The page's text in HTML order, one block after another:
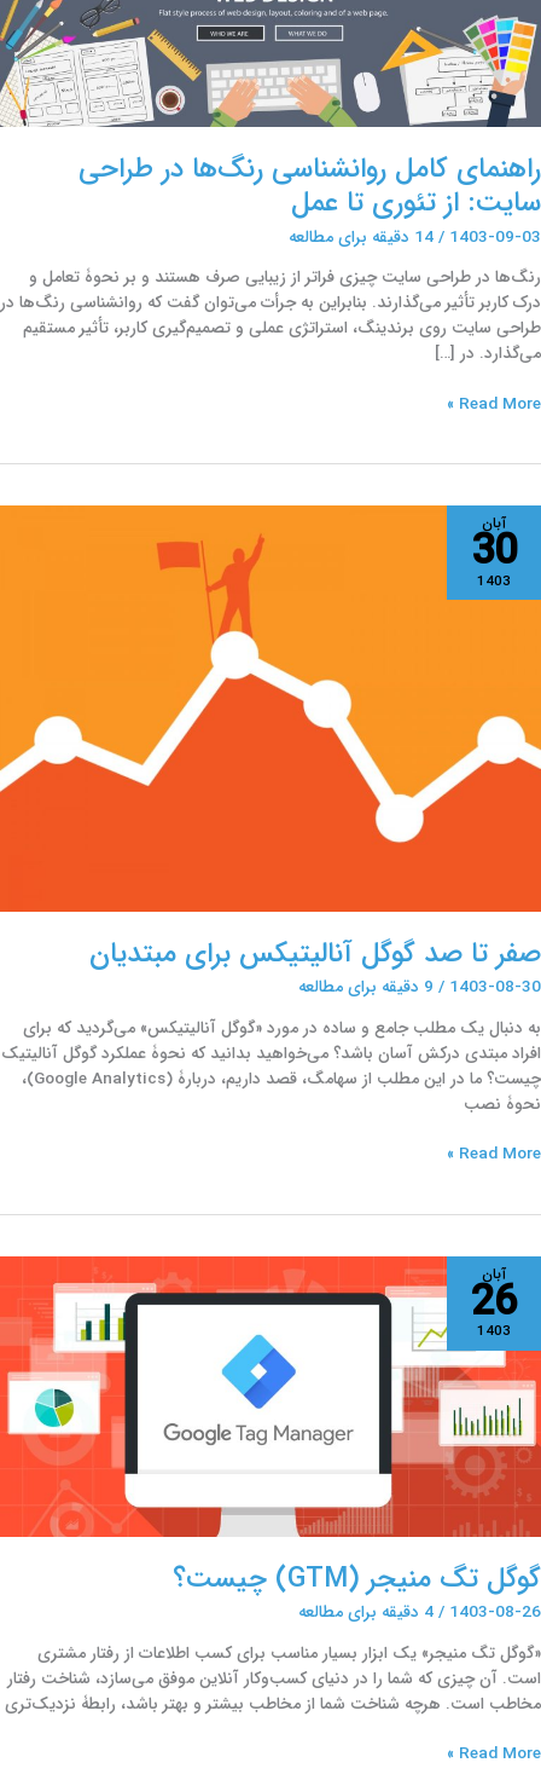
راهنمای کامل روانشناسی رنگ‌ها در طراحی
سایت: از تئوری تا عمل
1403-09-03
/14 دقیقه برای مطالعه
رنگ‌ها در طراحی سایت چیزی فراتر از زیبایی صرف هستند و بر نحوۀ تعامل و
درک کاربر تأثیر می‌گذارند. بنابراین به جرأت می‌توان گفت که روانشناسی رنگ‌ها در
طراحی سایت روی برندینگ، استراتژی عملی و تصمیم‌گیری کاربر، تأثیر مستقیم
می‌گذارد. در […]
طراحی
سایت:
تئوری
تا
Read More »
آبان
30
1403
صفر تا صد گوگل آنالیتیکس برای مبتدیان
1403-08-30
/ 9 دقیقه برای مطالعه
به دنبال یک مطلب جامع و ساده در مورد «گوگل آنالیتیکس» می‌گردید که برای
افراد مبتدی درکش آسان باشد؟ می‌خواهید بدانید که نحوۀ عملکرد گوگل آنالیتیک
چیست؟ ما در این مطلب از سهامگ، قصد داریم، دربارۀ (Google Analytics)،
نحوۀ نصب
گوگل
Read More »
آبان
26
1403
گوگل تگ منیجر (GTM) چیست؟
1403-08-26
/4 دقیقه برای مطالعه
«گوگل تگ منیجر» یک ابزار بسیار مناسب برای کسب اطلاعات از رفتار مشتری
است. آن چیزی که شما را در دنیای کسب‌وکار آنلاین موفق می‌سازد، شناخت رفتار
مخاطب است. هرچه شناخت شما از مخاطب بیشتر و بهتر باشد، رابطۀ نزدیک‌تری
منیجر
چیست؟
Read More »